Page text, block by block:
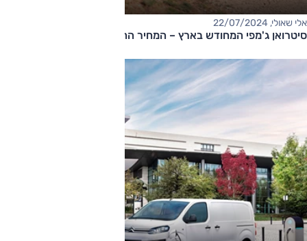
אלי שאולי, 22/07/2024
סיטרואן ג'מפי המחודש בארץ – המחיר החל מ-267,000 שקלים